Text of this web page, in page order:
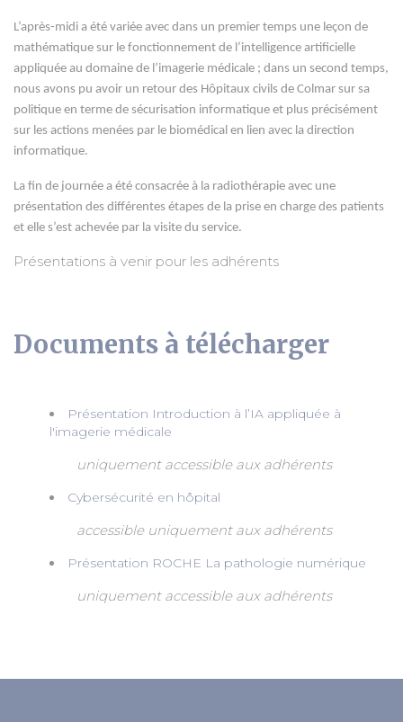
L’après-midi a été variée avec dans un premier temps une leçon de
mathématique sur le fonctionnement de l’intelligence artificielle
appliquée au domaine de l’imagerie médicale ; dans un second temps,
nous avons pu avoir un retour des Hôpitaux civils de Colmar sur sa
politique en terme de sécurisation informatique et plus précisément
sur les actions menées par le biomédical en lien avec la direction
informatique.
La fin de journée a été consacrée à la radiothérapie avec une
présentation des différentes étapes de la prise en charge des patients
et elle s’est achevée par la visite du service.
Présentations à venir pour les adhérents
Documents à télécharger
Présentation Introduction à l’IA appliquée à
l'imagerie médicale
uniquement accessible aux adhérents
Cybersécurité en hôpital
accessible uniquement aux adhérents
Présentation ROCHE La pathologie numérique
uniquement accessible aux adhérents